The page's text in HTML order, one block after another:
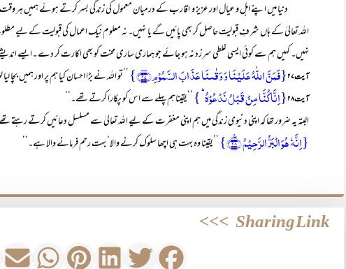
دنیا میں اپنے اہل و عیال اور عزیز و اقارب کے درمیان معمول کی زندگی بسر کرتے ہوئے ہمیں ہر وقت
اللہ تعالیٰ کے ہاں شرفِ قبولیت حاصل کر بھی پائیں گے یا نہیں۔ نہ معلوم نیک اعمال کی قبولیت کے لیے
نہیں۔ کہیں ہم سے کوئی ایسی غلطی سرزد نہ ہو جائے جو ہماری ساری محنت کو بھی اکارت کر دے ۔ایسے
آیت ۲۷ {فَمَنَّ اللّٰہُ عَلَیۡنَا وَ وَقٰىنَا عَذَابَ السَّمُوۡمِ ﴿۲۷﴾} ’’تو اللہ نے بڑا احسان کیا ہم پر اور ہمیں
آیت ۲۸ {اِنَّا کُنَّا مِنۡ قَبۡلُ نَدۡعُوۡہُ ؕ } ’’یقیناہم پہلے سے اس کو پکارا کرتے تھے۔‘‘
البتہ یہ ضرور تھا کہ اپنی دنیوی زندگی میں ہم اپنی مغفرت کے لیے اللہ تعالیٰ سے مسلسل دعائیں کرتے رہتے
{اِنَّہٗ ہُوَ الۡبَرُّ الرَّحِیۡمُ ﴿٪۲۸﴾} ’’یقینا وہ بہت ہی اچھا سلوک کرنے والا‘ بہت رحم فرمانے والا ہے۔‘‘
Sharing Link
>>>